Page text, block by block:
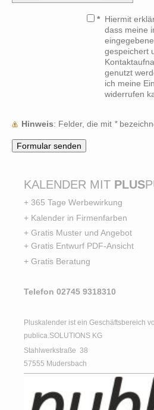
* Hiermit
dass meine
gespeichert
genutzt
ich meine
widerrufen
Hinweis : Felder, die mit *
KALENDER MIT PLUS
+ 365 Tage Werbewirkung
+ Kalender in Firmenfarben
+ Gratis Muster und Angebot
+ Gratis Entwurf PDF-Ansicht
+ Gratis Beratung
Telefon 02745 9318310
Pluskalender ist ein Geschäftsbereich
publica.SOLUTIONS KG
Stahlwerkstraße 38
57555 Mudersbach